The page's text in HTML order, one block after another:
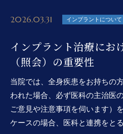
2026.03.31 インプラントについて
インプラント治療にお
（照会）の重要性
当院では、全身疾患をお持ちの
われた場合、必ず医科の主治医
ご意見や注意事項を伺います）
ケースの場合、医科と連携をと